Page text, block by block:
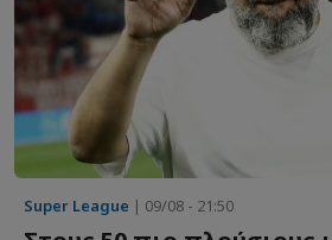
Super League | 09/08 - 21:50